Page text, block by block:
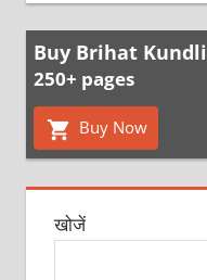
Buy Brihat Kundli
250+ pages
Buy Now
खोजें